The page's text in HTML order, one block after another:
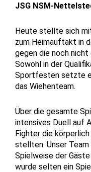
JSG NSM-
Heute stellte sich
zum Heimauftakt in
gegen die noch
Sowohl in der
Sportfesten setzte
das Wiehenteam.
Über die gesamte
intensives Duell auf
Fighter die
stellten. Unser
Spielweise der
wurde selten ein